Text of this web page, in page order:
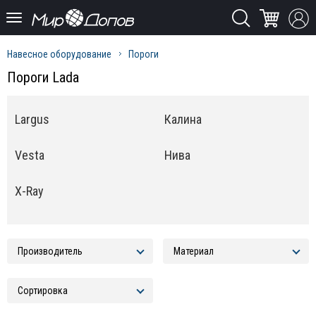
Навесное оборудование Пороги
Пороги Lada
Largus
Vesta
X-Ray
Калина
Нива